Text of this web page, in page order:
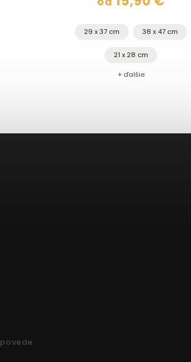
29 x 37 cm 38 x 47 cm
21 x 28 cm
+ ďalšie